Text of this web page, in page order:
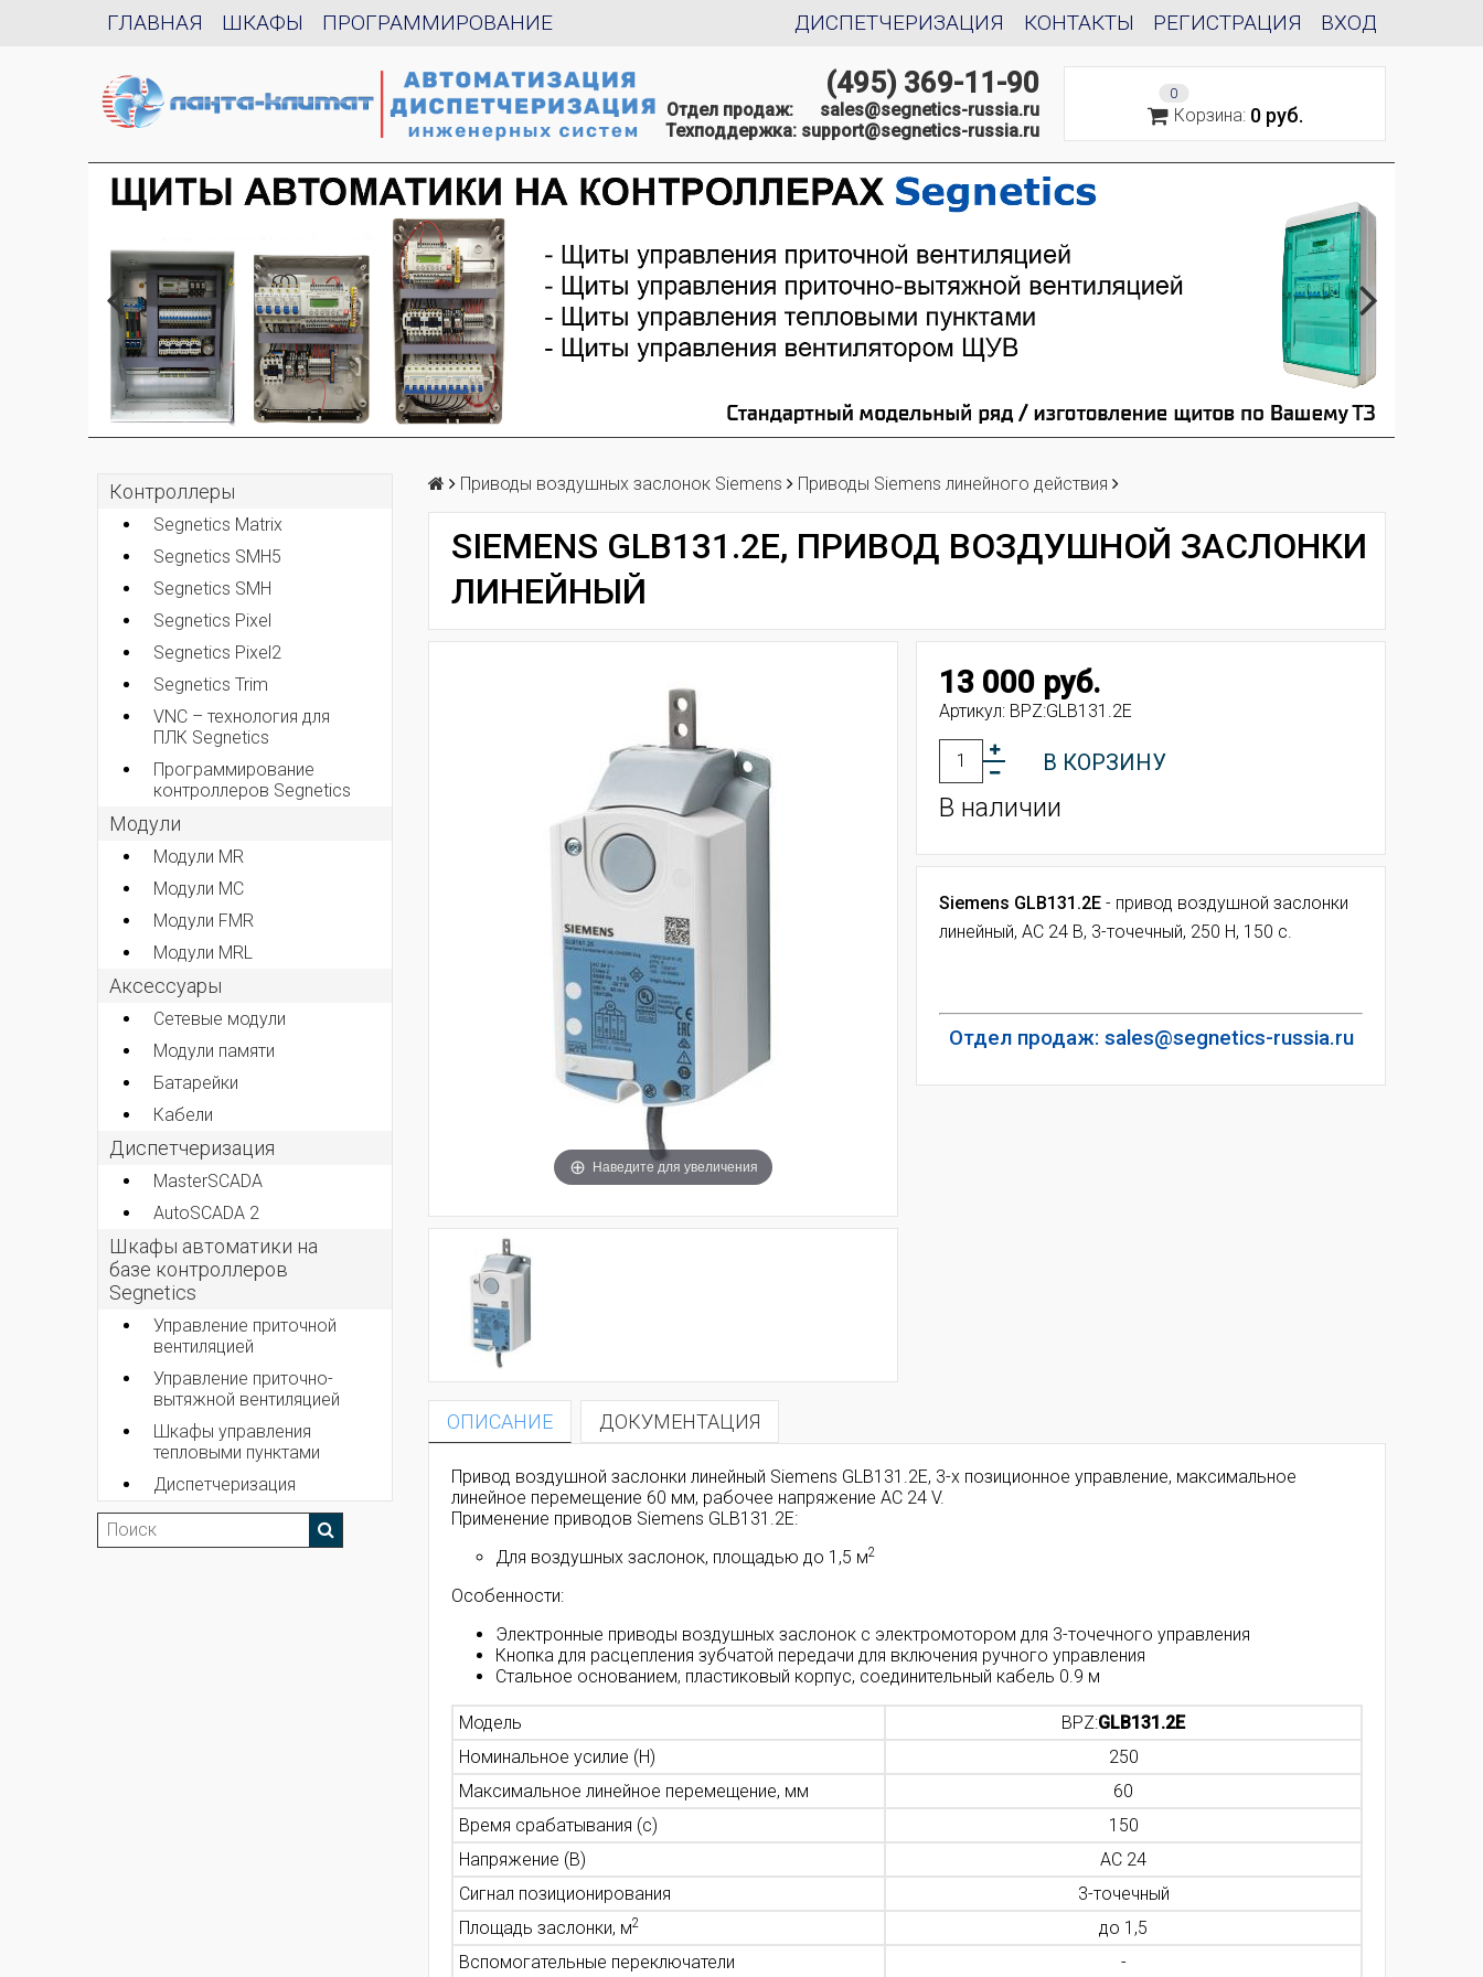
ГЛАВНАЯ ШКАФЫ ПРОГРАММИРОВАНИЕ ВХОД
РЕГИСТРАЦИЯ
КОНТАКТЫ
ДИСПЕТЧЕРИЗАЦИЯ
(495) 369-11-90
Отдел продаж: sales@segnetics-russia.ru
Техподдержка: support@segnetics-russia.ru
0
Корзина: 0 руб.
Контроллеры
Segnetics Matrix
Segnetics SMH5
Segnetics SMH
Segnetics Pixel
Segnetics Pixel2
Segnetics Trim
VNC – технология для
ПЛК Segnetics
Программирование
контроллеров Segnetics
Модули
Модули MR
Модули MC
Модули FMR
Модули MRL
Аксеcсуары
Сетевые модули
Модули памяти
Батарейки
Кабели
Диспетчеризация
MasterSCADA
AutoSCADA 2
Шкафы автоматики на
базе контроллеров
Segnetics
Управление приточной
вентиляцией
Управление приточно-
вытяжной вентиляцией
Шкафы управления
тепловыми пунктами
Диспетчеризация
Приводы воздушных заслонок Siemens Приводы Siemens линейного действия
SIEMENS GLB131.2E, ПРИВОД ВОЗДУШНОЙ ЗАСЛОНКИ
ЛИНЕЙНЫЙ
Наведите для увеличения
13 000 руб.
Артикул: BPZ:GLB131.2E
В КОРЗИНУ
В наличии
Siemens GLB131.2E - привод воздушной заслонки
линейный, AC 24 В, 3-точечный, 250 Н, 150 с.
Отдел продаж: sales@segnetics-russia.ru
ОПИСАНИЕ ДОКУМЕНТАЦИЯ
Привод воздушной заслонки линейный Siemens GLB131.2E, 3-х позиционное управление, максимальное
линейное перемещение 60 мм, рабочее напряжение AC 24 V.
Применение приводов Siemens GLB131.2E:
Для воздушных заслонок, площадью до 1,5 м2
Особенности:
Электронные приводы воздушных заслонок с электромотором для 3-точечного управления
Кнопка для расцепления зубчатой передачи для включения ручного управления
Стальное основанием‚ пластиковый корпус, соединительный кабель 0.9 м
Модель BPZ:GLB131.2E
Номинальное усилие (Н)
250
Максимальное линейное перемещение, мм
60
Время срабатывания (с)
150
Напряжение (В)
AC 24
Сигнал позиционирования
3-точечный
Площадь заслонки, м2
до 1,5
Вспомогательные переключатели
-